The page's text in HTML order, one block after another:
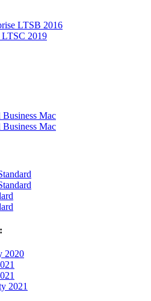
LTSB 2016
LTSC 2019
Mac
Mac
2020
2021